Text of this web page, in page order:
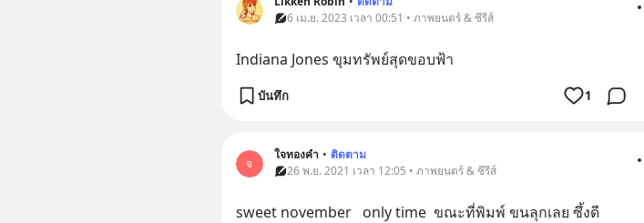
6 เม.ย. 2023 เวลา 00:51 • ภาพยนตร์ & ซีรีส์
Indiana Jones ขุมทรัพย์สุดขอบฟ้า
บันทึก 1
จ
ใจทองคำ • ติดตาม
26 พ.ย. 2021 เวลา 12:05 • ภาพยนตร์ & ซีรีส์
sweet november   only time  ขณะที่พิมพ์ ขนลุกเลย ซึ้งดี